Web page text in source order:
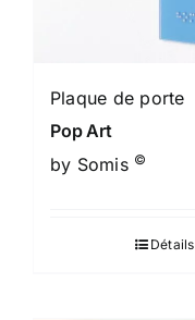
Plaque de porte
Pop Art
by Somis ©
Détails